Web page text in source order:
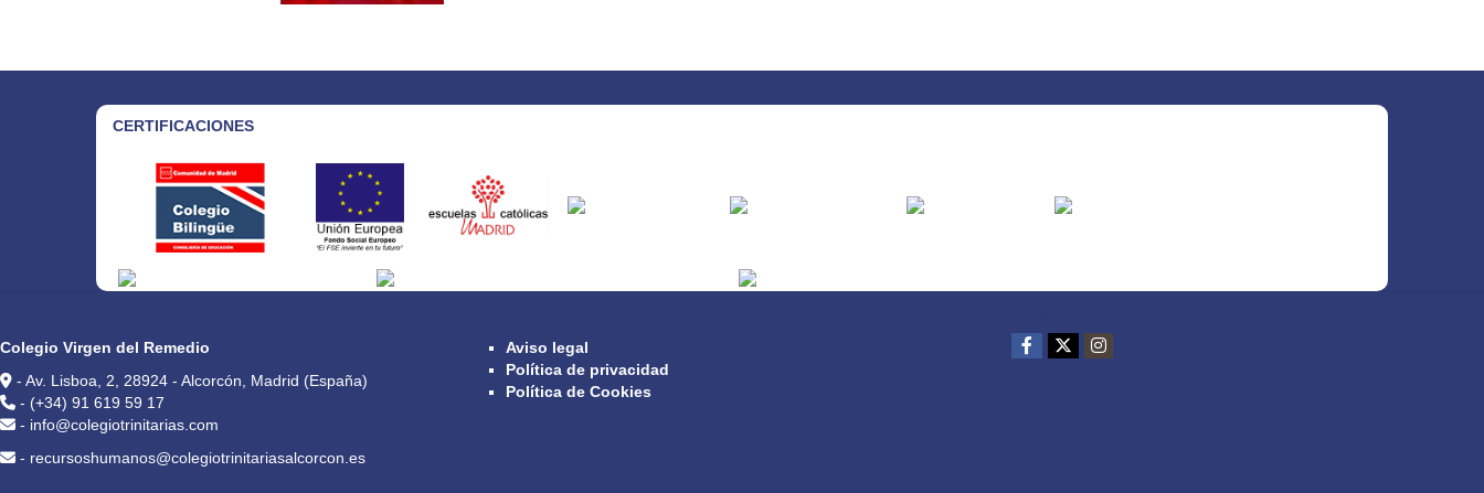
CERTIFICACIONES
Colegio Virgen del Remedio
- Av. Lisboa, 2, 28924 - Alcorcón, Madrid (España)
- (+34) 91 619 59 17
- info@colegiotrinitarias.com
- recursoshumanos@colegiotrinitariasalcorcon.es
Aviso legal
Política de privacidad
Política de Cookies